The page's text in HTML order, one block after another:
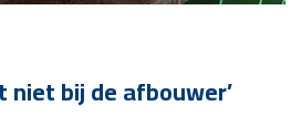
niet bij de afbouwer’